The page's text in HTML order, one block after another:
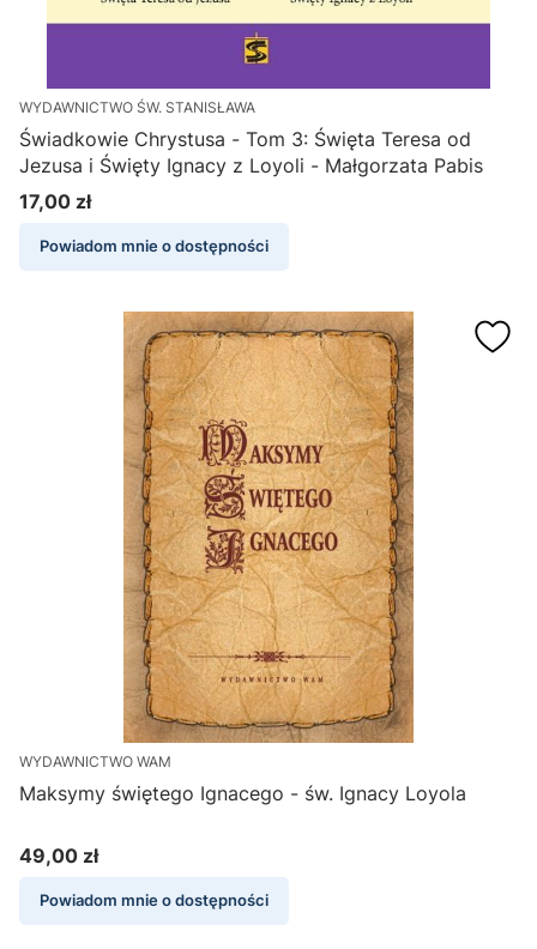
WYDAWNICTWO ŚW. STANISŁAWA
Świadkowie Chrystusa - Tom 3: Święta Teresa od
Jezusa i Święty Ignacy z Loyoli - Małgorzata Pabis
Cena
17,00 zł
Powiadom mnie o dostępności
WYDAWNICTWO WAM
Maksymy świętego Ignacego - św. Ignacy Loyola
Cena
49,00 zł
Powiadom mnie o dostępności